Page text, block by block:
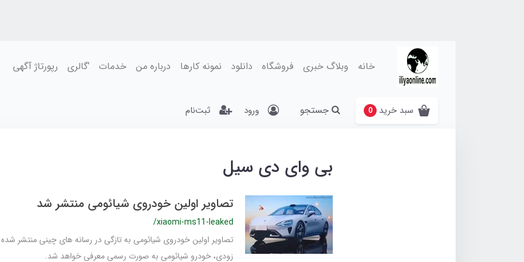
خانه وبلاگ خبری فروشگاه دانلود نمونه کارها درباره من خدمات 'گالری رپورتاژ آگهی
سبد خرید 0 جستجو ورود ثبت‌نام
بی وای دی سیل
تصاویر اولین خودروی شیائومی منتشر شد
/xiaomi-ms11-leaked
تصاویر اولین خودروی شیائومی به تازگی در رسانه های چینی منتشر
زودی، خودرو شیائومی به صورت رسمی معرفی خواهد شد.